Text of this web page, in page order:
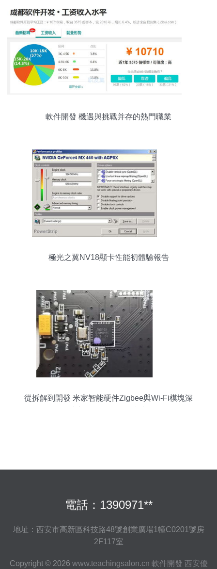
軟件開發 機遇與挑戰并存的熱門職業
極光之翼NV18顯卡性能初體驗報告
從拆解到開發 米家智能硬件Zigbee與Wi-Fi模塊深
電話：1390971**
地址：西安市高新區科技路48號創業廣場1幢C0201號房
2F117室
Copyright © 2026 www.teachingsalon.cn 軟件開發 西安優